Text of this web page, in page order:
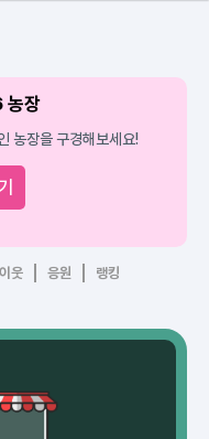
농장
농장을 구경해보세요!
이웃 응원 랭킹